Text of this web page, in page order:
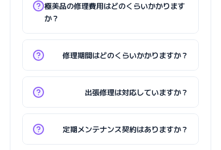
極美品の修理費用はどのくらいかかります
か？
修理期間はどのくらいかかりますか？
出張修理は対応していますか？
定期メンテナンス契約はありますか？